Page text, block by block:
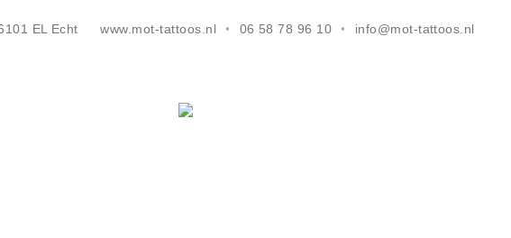
EL Echt www.mot-tattoos.nl 06 58 78 96 10 info@mot-tattoos.nl